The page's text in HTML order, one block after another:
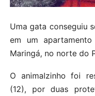
Uma gata conseguiu
em um
Maringá, no norte do
O animalzinho foi
(12), por duas